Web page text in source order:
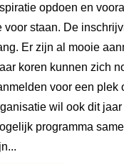
opdoen en
voor staan. De
Er zijn al mooie
koren kunnen zich
voor een plek
wil ook dit
programma